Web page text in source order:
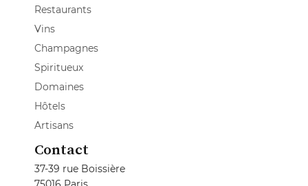
Restaurants
Vins
Champagnes
Spiritueux
Domaines
Hôtels
Artisans
Contact
37-39 rue Boissière